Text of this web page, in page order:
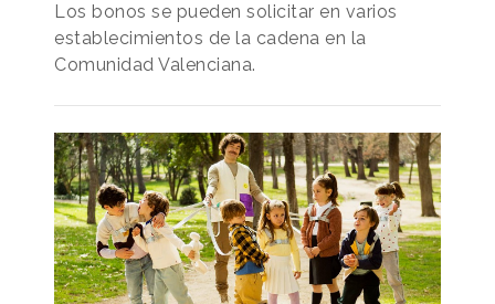
Los bonos se pueden solicitar en varios
establecimientos de la cadena en la
Comunidad Valenciana.